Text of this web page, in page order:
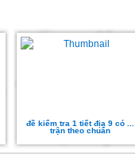
đề kiểm tra 1 tiết địa 9 có ...
trận theo chuẩn